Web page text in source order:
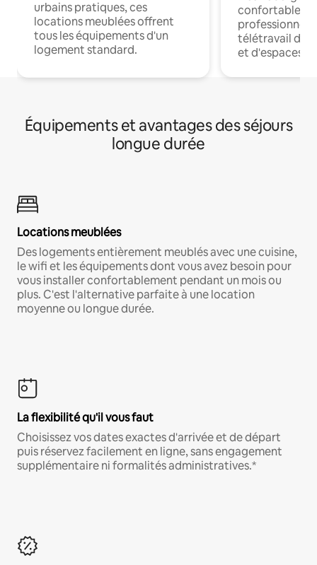
urbains pratiques, ces
locations meublées offrent
tous les équipements d'un
logement standard.
confortables
professionnels
télétravail
et d'espaces
Équipements et avantages des séjours
longue durée
Locations meublées
Des logements entièrement meublés avec une cuisine,
le wifi et les équipements dont vous avez besoin pour
vous installer confortablement pendant un mois ou
plus. C'est l'alternative parfaite à une location
moyenne ou longue durée.
La flexibilité qu'il vous faut
Choisissez vos dates exactes d'arrivée et de départ
puis réservez facilement en ligne, sans engagement
supplémentaire ni formalités administratives.*